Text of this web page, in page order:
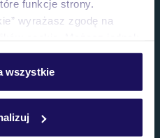
funkcje strony.
wyrażasz zgodę na
w zakładkę
cookie znajdziesz
wszystkie